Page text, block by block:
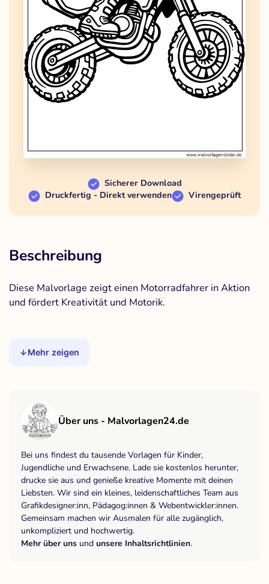
Sicherer Download
Druckfertig - Direkt verwenden
Virengeprüft
Beschreibung
Diese Malvorlage zeigt einen Motorradfahrer in Aktion
und fördert Kreativität und Motorik.
Mehr zeigen
Über uns - Malvorlagen24.de
Bei uns findest du tausende Vorlagen für Kinder,
Jugendliche und Erwachsene. Lade sie kostenlos herunter,
drucke sie aus und genieße kreative Momente mit deinen
Liebsten. Wir sind ein kleines, leidenschaftliches Team aus
Grafikdesigner:inn, Pädagog:innen & Webentwickler:innen.
Gemeinsam machen wir Ausmalen für alle zugänglich,
unkompliziert und hochwertig.
Mehr über uns und unsere Inhaltsrichtlinien.